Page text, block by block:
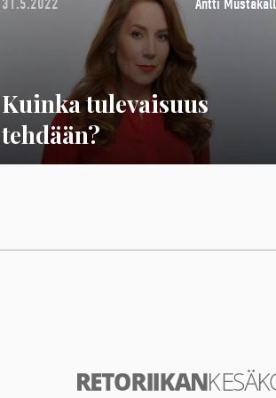
31.5.2022 Antti
Kuinka tulevaisuus
tehdään?